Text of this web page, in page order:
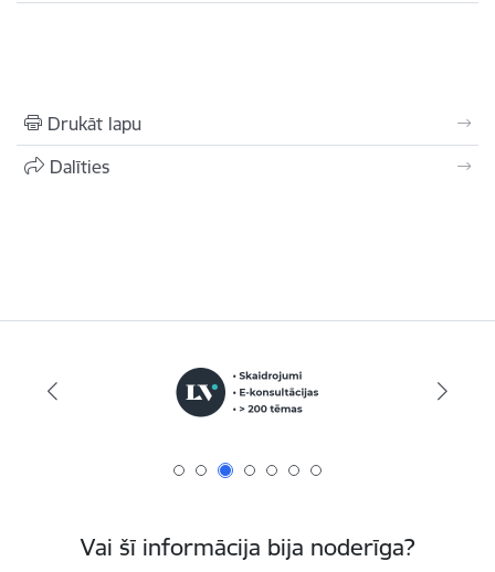
Drukāt lapu
Dalīties
Vai šī informācija bija noderīga?